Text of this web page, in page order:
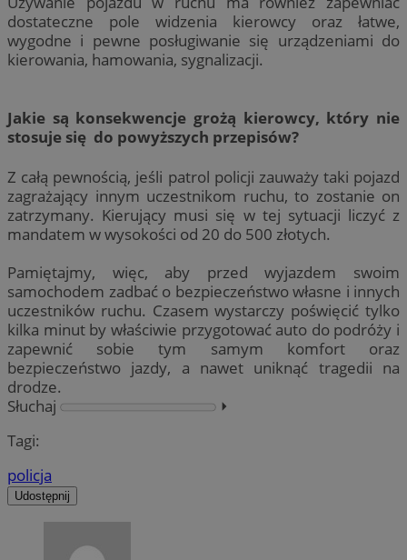
dostateczne pole widzenia kierowcy oraz łatwe,
wygodne i pewne posługiwanie się urządzeniami do
kierowania, hamowania, sygnalizacji.
Jakie są konsekwencje grożą kierowcy, który nie
stosuje się do powyższych przepisów?
Z całą pewnością, jeśli patrol policji zauważy taki pojazd
zagrażający innym uczestnikom ruchu, to zostanie on
zatrzymany. Kierujący musi się w tej sytuacji liczyć z
mandatem w wysokości od 20 do 500 złotych.
Pamiętajmy, więc, aby przed wyjazdem swoim
samochodem zadbać o bezpieczeństwo własne i innych
uczestników ruchu. Czasem wystarczy poświęcić tylko
kilka minut by właściwie przygotować auto do podróży i
zapewnić sobie tym samym komfort oraz
bezpieczeństwo jazdy, a nawet uniknąć tragedii na
drodze.
Słuchaj
⏵︎
Tagi:
policja
Udostępnij